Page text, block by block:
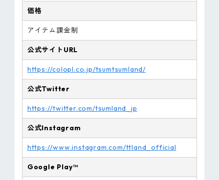
価格
アイテム課金制
公式サイトURL
https://colopl.co.jp/tsumtsumland/
公式Twitter
https://twitter.com/tsumland_jp
公式Instagram
https://www.instagram.com/ttland_official
Google Play™